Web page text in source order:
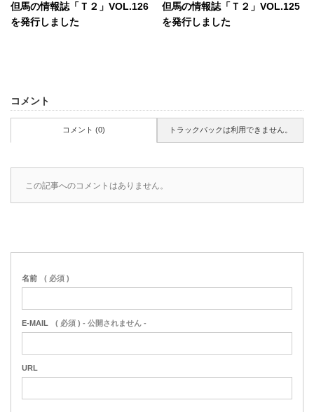
但馬の情報誌「Ｔ２」VOL.126
を発行しました
但馬の情報誌「Ｔ２」VOL.125
を発行しました
コメント
コメント (0) トラックバックは利用できません。
この記事へのコメントはありません。
名前 ( 必須 )
E-MAIL ( 必須 ) - 公開されません -
URL